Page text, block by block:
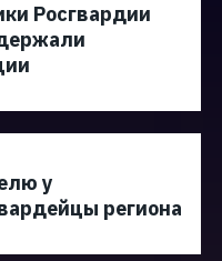
Росгвардии
у
региона